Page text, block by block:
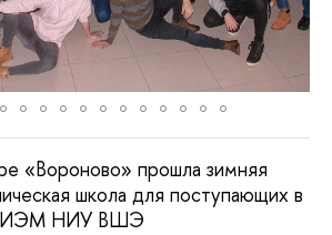
«Вороново» прошла зимняя
школа для поступающих в
МИЭМ НИУ ВШЭ